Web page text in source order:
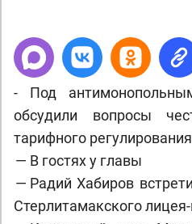
- Под
обсудили вопросы
тарифного
— В гостях у главы
— Радий Хабиров
Стерлитамакского